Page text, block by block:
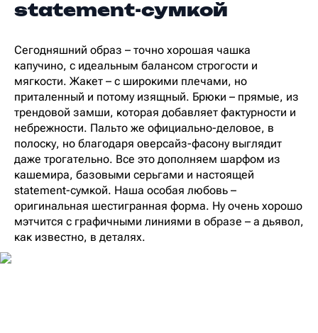
statement-сумкой
Сегодняшний образ – точно хорошая чашка
капучино, с идеальным балансом строгости и
мягкости. Жакет – с широкими плечами, но
приталенный и потому изящный. Брюки – прямые, из
трендовой замши, которая добавляет фактурности и
небрежности. Пальто же официально-деловое, в
полоску, но благодаря оверсайз-фасону выглядит
даже трогательно. Все это дополняем шарфом из
кашемира, базовыми серьгами и настоящей
statement-сумкой. Наша особая любовь –
оригинальная шестигранная форма. Ну очень хорошо
мэтчится с графичными линиями в образе – а дьявол,
как известно, в деталях.